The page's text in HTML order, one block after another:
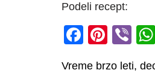
Podeli recept:
F
c
Pi
er
Vi
er
Vreme brzo leti,